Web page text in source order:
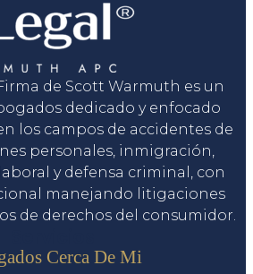
de Scott Warmuth es un
dedicado y enfocado
los campos de accidentes de
personales, inmigración,
y defensa criminal, con
manejando litigaciones
de derechos del consumidor.
Cerca De Mi